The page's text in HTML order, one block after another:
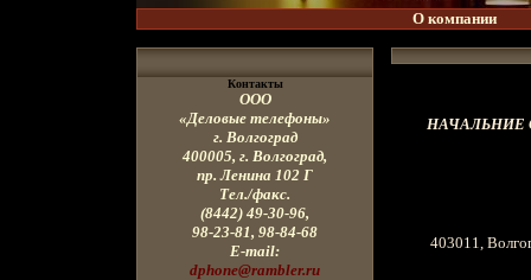
О компании
Контакты
ООО
«Деловые телефоны»
г. Волгоград
400005, г. Волгоград,
пр. Ленина 102 Г
Тел./факс.
(8442) 49-30-96,
98-23-81, 98-84-68
E-mail:
dphone@rambler.ru
НАЧАЛЬНИЕ
403011,